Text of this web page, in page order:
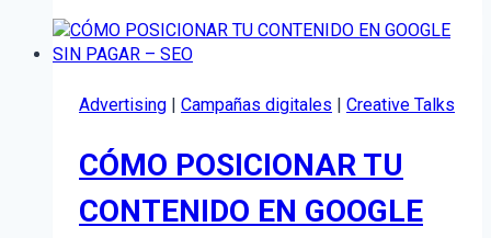
campañas
de
email
marketing?
Advertising | Campañas digitales | Creative Talks
CÓMO POSICIONAR TU
CONTENIDO EN GOOGLE